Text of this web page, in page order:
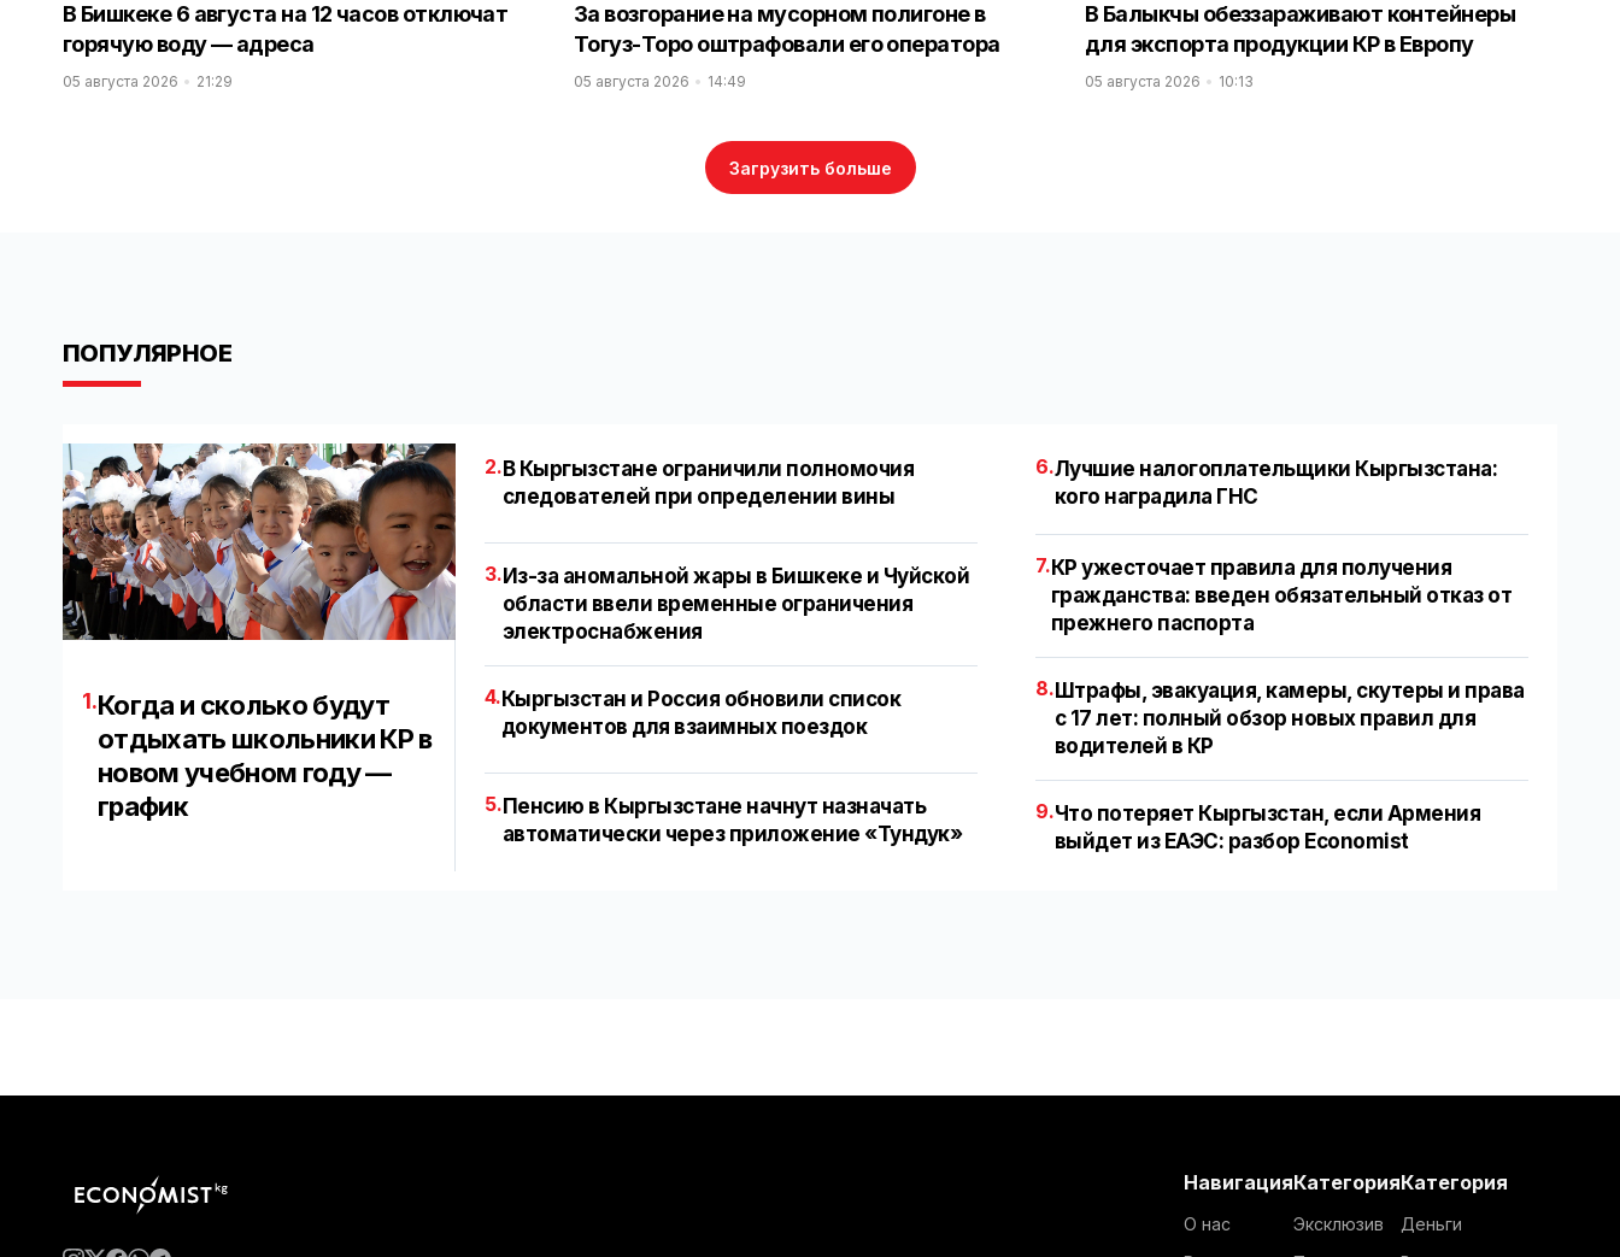
В Бишкеке 6 августа на 12 часов отключат
горячую воду — адреса
05 августа 2026 21:29
За возгорание на мусорном полигоне в
Тогуз-Торо оштрафовали его оператора
05 августа 2026 14:49
В Балыкчы обеззараживают контейнеры
для экспорта продукции КР в Европу
05 августа 2026 10:13
Загрузить больше
ПОПУЛЯРНОЕ
1.Когда и сколько будут
отдыхать школьники КР в
новом учебном году —
график
2. В Кыргызстане ограничили полномочия
следователей при определении вины
3.Из-за аномальной жары в Бишкеке и Чуйской
области ввели временные ограничения
электроснабжения
4.Кыргызстан и Россия обновили список
документов для взаимных поездок
5.Пенсию в Кыргызстане начнут назначать
автоматически через приложение «Тундук»
6.Лучшие налогоплательщики Кыргызстана:
кого наградила ГНС
7. КР ужесточает правила для получения
гражданства: введен обязательный отказ от
прежнего паспорта
8. Штрафы, эвакуация, камеры, скутеры и права
с 17 лет: полный обзор новых правил для
водителей в КР
9.Что потеряет Кыргызстан, если Армения
выйдет из ЕАЭС: разбор Economist
Навигация
О нас
Категория
Эксклюзив
Категория
Деньги